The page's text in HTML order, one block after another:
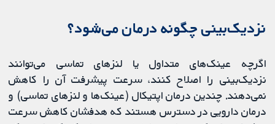
نزدیک‌بینی چگونه درمان می‌شود؟
اگرچه عینک‌های متداول یا لنزهای تماسی می‌توانند
نزدیک‌بینی را اصلاح کنند، سرعت پیشرفت آن را کاهش
نمی‌دهند. چندین درمان اپتیکال (عینک‌ها و لنزهای تماسی) و
درمان دارویی در دسترس هستند که هدفشان کاهش سرعت